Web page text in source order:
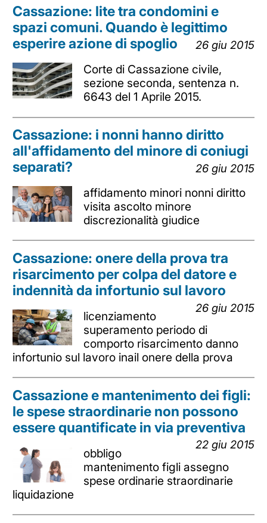
Cassazione: lite tra condomini e
spazi comuni. Quando è legittimo
esperire azione di spoglio
26 giu 2015
Corte di Cassazione civile,
sezione seconda, sentenza n.
6643 del 1 Aprile 2015.
Cassazione: i nonni hanno diritto
all'affidamento del minore di coniugi
separati?
26 giu 2015
affidamento minori nonni diritto
visita ascolto minore
discrezionalità giudice
Cassazione: onere della prova tra
risarcimento per colpa del datore e
indennità da infortunio sul lavoro
26 giu 2015
licenziamento
superamento periodo di
comporto risarcimento danno
infortunio sul lavoro inail onere della prova
Cassazione e mantenimento dei figli:
le spese straordinarie non possono
essere quantificate in via preventiva
22 giu 2015
obbligo
mantenimento figli assegno
spese ordinarie straordinarie
liquidazione